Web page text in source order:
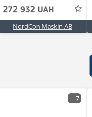
272 932 UAH
NordCon Maskin AB
7